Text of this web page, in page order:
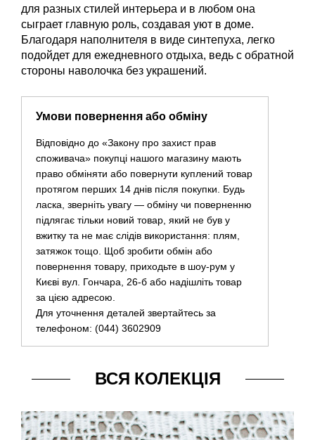
для разных стилей интерьера и в любом она
сыграет главную роль, создавая уют в доме.
Благодаря наполнителя в виде синтепуха, легко
подойдет для ежедневного отдыха, ведь с обратной
стороны наволочка без украшений.
Умови повернення або обміну
Відповідно до «Закону про захист прав
споживача» покупці нашого магазину мають
право обміняти або повернути куплений товар
протягом перших 14 днів після покупки. Будь
ласка, зверніть увагу — обміну чи поверненню
підлягає тільки новий товар, який не був у
вжитку та не має слідів використання: плям,
затяжок тощо. Щоб зробити обмін або
повернення товару, приходьте в шоу-рум у
Києві вул. Гончара, 26-б або надішліть товар
за цією адресою.
Для уточнення деталей звертайтесь за
телефоном: (044) 3602909
ВСЯ КОЛЕКЦІЯ